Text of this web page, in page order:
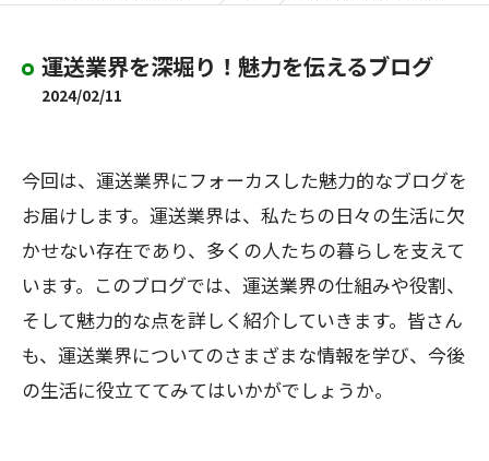
運送業界を深堀り！魅力を伝えるブログ
2024/02/11
今回は、運送業界にフォーカスした魅力的なブログを
お届けします。運送業界は、私たちの日々の生活に欠
かせない存在であり、多くの人たちの暮らしを支えて
います。このブログでは、運送業界の仕組みや役割、
そして魅力的な点を詳しく紹介していきます。皆さん
も、運送業界についてのさまざまな情報を学び、今後
の生活に役立ててみてはいかがでしょうか。